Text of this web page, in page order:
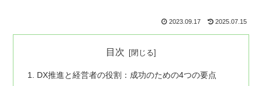
2023.09.17 2025.07.15
目次
DX推進と経営者の役割：成功のための4つの要点